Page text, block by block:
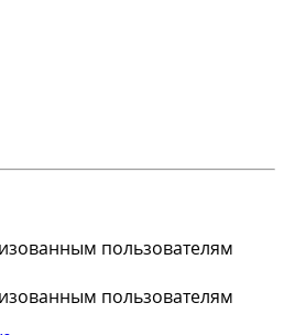
пользователям
пользователям